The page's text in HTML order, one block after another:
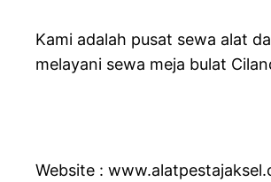
Kami adalah pusat sewa alat
melayani sewa meja bulat
Website :